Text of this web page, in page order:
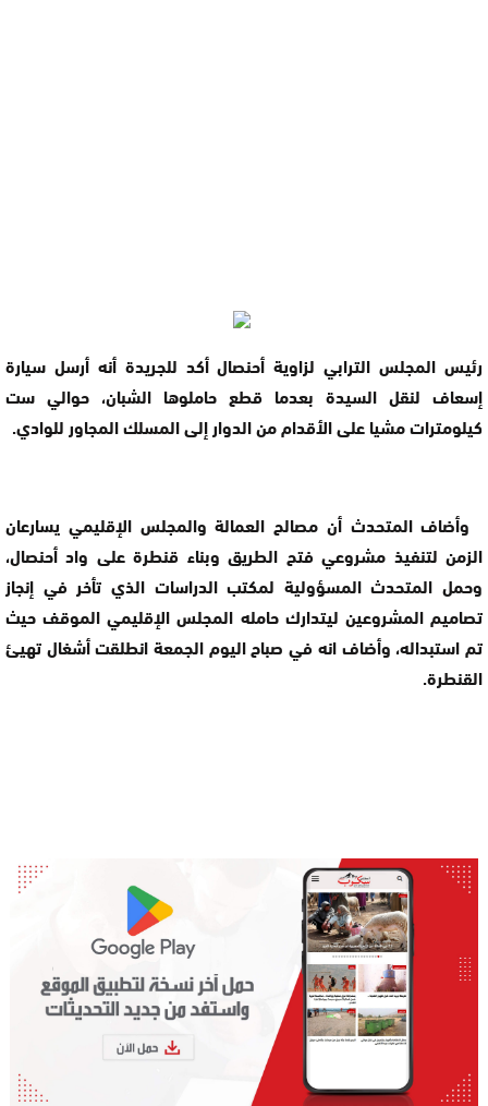
رئيس المجلس الترابي لزاوية أحنصال أكد للجريدة أنه أرسل سيارة
إسعاف لنقل السيدة بعدما قطع حاملوها الشبان، حوالي ست
كيلومترات مشيا على الأقدام من الدوار إلى المسلك المجاور للوادي.
وأضاف المتحدث أن مصالح العمالة والمجلس الإقليمي يسارعان
الزمن لتنفيذ مشروعي فتح الطريق وبناء قنطرة على واد أحنصال،
وحمل المتحدث المسؤولية لمكتب الدراسات الذي تأخر في إنجاز
تصاميم المشروعين ليتدارك حامله المجلس الإقليمي الموقف حيث
تم استبداله، وأضاف انه في صباح اليوم الجمعة انطلقت أشغال تهيئ
القنطرة.